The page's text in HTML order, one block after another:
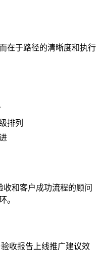
在于路径的清晰度和执行
排列
收和客户成功流程的顾问
。
收报告 上线推广建议效